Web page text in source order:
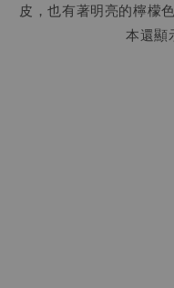
皮，也有著明亮的檸檬
本還顯